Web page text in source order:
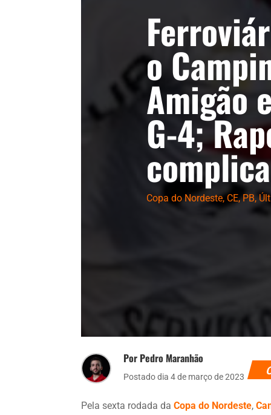
o
Amigão
G-4;
complica
Copa do Nordeste, CE,PB,
Por Pedro Maranhão
Postado dia 4 de março de 2023
Pela sexta rodada daCopa do Nordeste,